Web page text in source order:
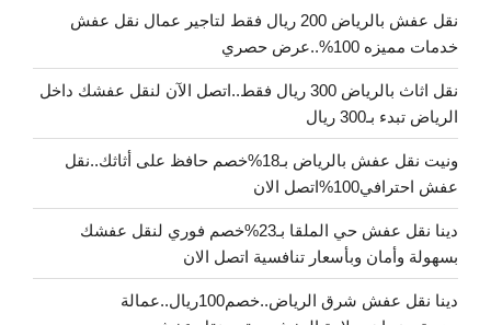
نقل عفش بالرياض 200 ريال فقط لتاجير عمال نقل عفش
خدمات مميزه 100%..عرض حصري
نقل اثاث بالرياض 300 ريال فقط..اتصل الآن لنقل عفشك داخل
الرياض تبدء بـ300 ريال
ونيت نقل عفش بالرياض بـ18%خصم حافظ على أثاثك..نقل
عفش احترافي100%اتصل الان
دينا نقل عفش حي الملقا بـ23%خصم فوري لنقل عفشك
بسهولة وأمان وبأسعار تنافسية اتصل الان
دينا نقل عفش شرق الرياض..خصم100ريال..عمالة